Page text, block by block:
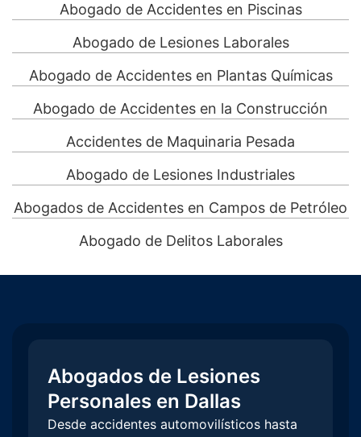
Abogado de Accidentes en Piscinas
Abogado de Lesiones Laborales
Abogado de Accidentes en Plantas Químicas
Abogado de Accidentes en la Construcción
Accidentes de Maquinaria Pesada
Abogado de Lesiones Industriales
Abogados de Accidentes en Campos de Petróleo
Abogado de Delitos Laborales
Abogados de Lesiones
Personales en Dallas
Desde accidentes automovilísticos hasta